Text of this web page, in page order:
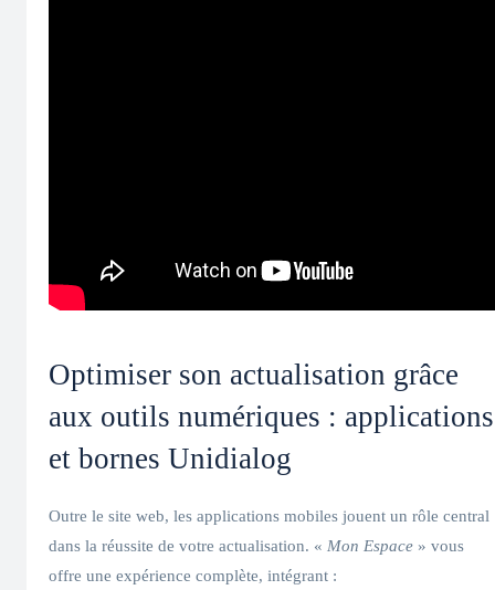
Optimiser son actualisation grâce
aux outils numériques : applications
et bornes Unidialog
Outre le site web, les applications mobiles jouent un rôle central
dans la réussite de votre actualisation. « Mon Espace » vous
offre une expérience complète, intégrant :